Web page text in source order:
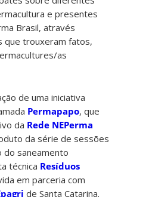
e presentes
Brasil, através
que trouxeram fatos,
as
de uma iniciativa
Permapapo, que
da Rede NEPerma
da série de sessões
do saneamento
técnica Resíduos
em parceria com
de Santa Catarina.